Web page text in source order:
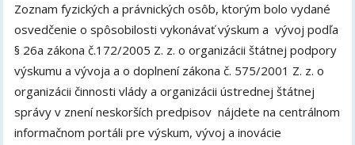
Zoznam fyzických a právnických osôb, ktorým bolo vydané
osvedčenie o spôsobilosti vykonávať výskum a vývoj podľa
§ 26a zákona č.172/2005 Z. z. o organizácii štátnej podpory
výskumu a vývoja a o doplnení zákona č. 575/2001 Z. z. o
organizácii činnosti vlády a organizácii ústrednej štátnej
správy v znení neskorších predpisov nájdete na centrálnom
informačnom portáli pre výskum, vývoj a inovácie